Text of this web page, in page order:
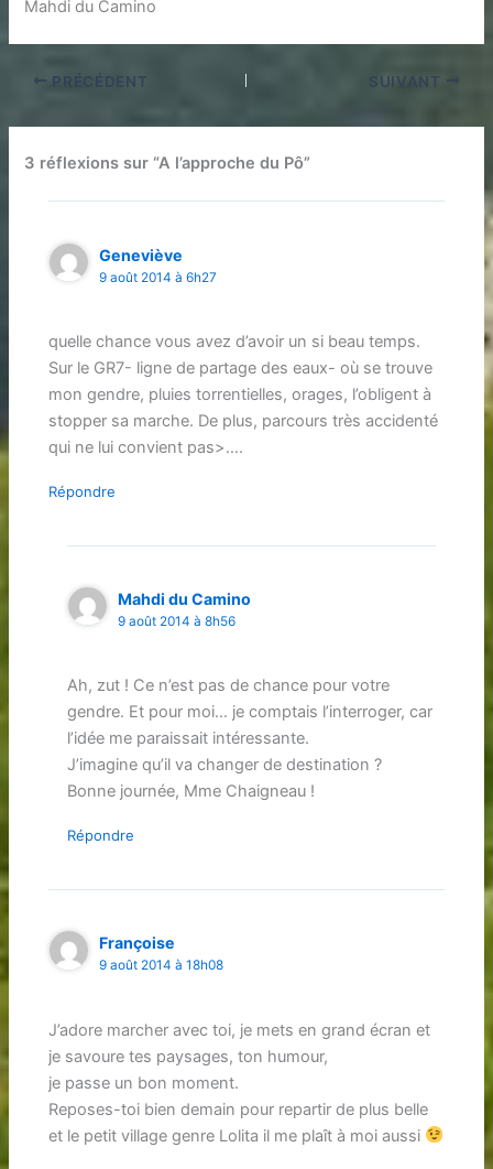
Mahdi du Camino
PRÉCÉDENT SUIVANT
3 réflexions sur “A l’approche du Pô”
Geneviève
9 août 2014 à 6h27
quelle chance vous avez d’avoir un si beau temps.
Sur le GR7- ligne de partage des eaux- où se trouve
mon gendre, pluies torrentielles, orages, l’obligent à
stopper sa marche. De plus, parcours très accidenté
qui ne lui convient pas>….
Répondre
Mahdi du Camino
9 août 2014 à 8h56
Ah, zut ! Ce n’est pas de chance pour votre
gendre. Et pour moi… je comptais l’interroger, car
l’idée me paraissait intéressante.
J’imagine qu’il va changer de destination ?
Bonne journée, Mme Chaigneau !
Répondre
Françoise
9 août 2014 à 18h08
J’adore marcher avec toi, je mets en grand écran et
je savoure tes paysages, ton humour,
je passe un bon moment.
Reposes-toi bien demain pour repartir de plus belle
et le petit village genre Lolita il me plaît à moi aussi